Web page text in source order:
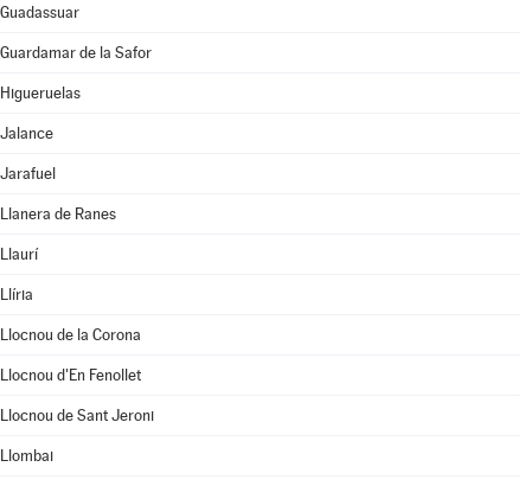
Guadassuar
Guardamar de la Safor
Higueruelas
Jalance
Jarafuel
Llanera de Ranes
Llaurí
Llíria
Llocnou de la Corona
Llocnou d'En Fenollet
Llocnou de Sant Jeroni
Llombai